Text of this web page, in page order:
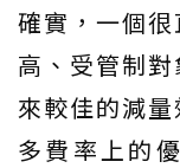
確實，一個
高、受管制
來較佳的減
多費率上的